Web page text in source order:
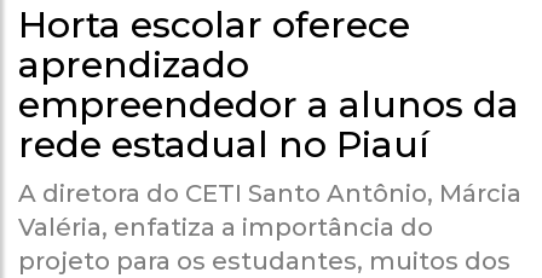
Horta escolar oferece
aprendizado
empreendedor a alunos da
rede estadual no Piauí
A diretora do CETI Santo Antônio, Márcia
Valéria, enfatiza a importância do
projeto para os estudantes, muitos dos